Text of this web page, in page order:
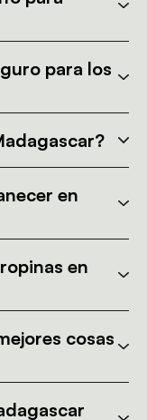
para los
en
en
cosas